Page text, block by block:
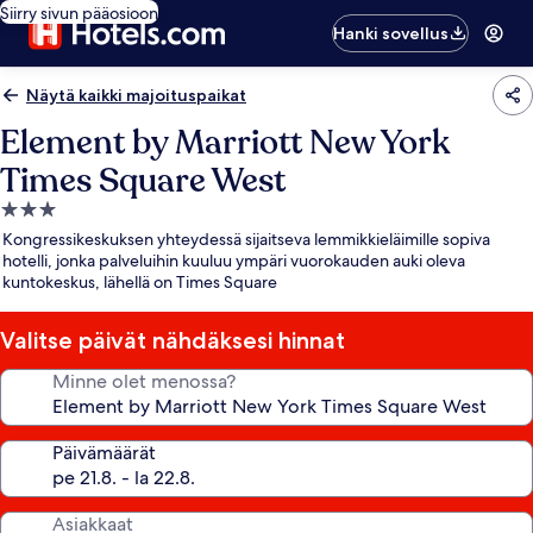
Siirry sivun pääosioon
Hanki sovellus
Näytä kaikki majoituspaikat
Element by Marriott New York
Times Square West
3.0
tähden
majoituspaikka
Kongressikeskuksen yhteydessä sijaitseva lemmikkieläimille sopiva
hotelli, jonka palveluihin kuuluu ympäri vuorokauden auki oleva
kuntokeskus, lähellä on Times Square
Valitse päivät nähdäksesi hinnat
Minne olet menossa?
Päivämäärät
Asiakkaat